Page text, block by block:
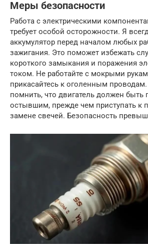
Меры безопасности
Работа с электрическими
требует особой осторожности. Я
аккумулятор перед началом любых
зажигания. Это поможет избежать
короткого замыкания и поражения
током. Не работайте с мокрыми
прикасайтесь к оголенным
помнить, что двигатель должен быть
остывшим, прежде чем приступать к
замене свечей. Безопасность